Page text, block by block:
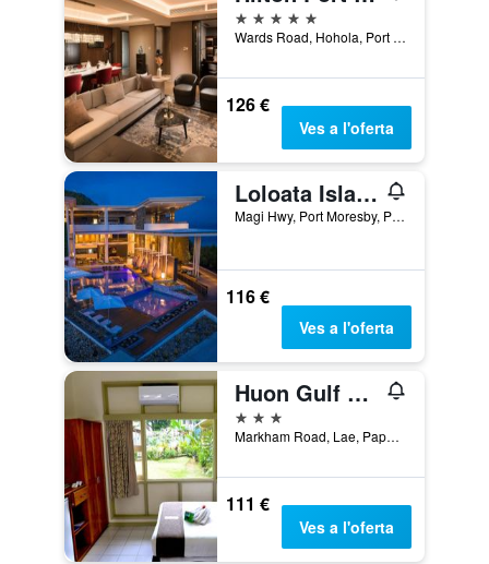
5 estrelles
Wards Road, Hohola, Port Moresby, Papua Nova Guinea
126 €
Ves a l'oferta
Loloata Island Resort
Magi Hwy, Port Moresby, Papua Nova Guinea
116 €
Ves a l'oferta
Huon Gulf Hotel
3 estrelles
Markham Road, Lae, Papua Nova Guinea
111 €
Ves a l'oferta